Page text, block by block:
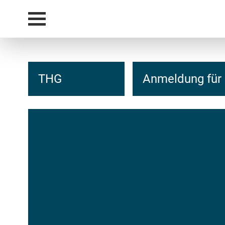
THG Anmeldung für